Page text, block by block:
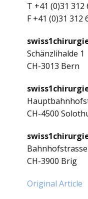
T +41 (0)31 312
F +41 (0)31 312
Schänzlihalde 1
CH-3013 Bern
CH-4500
Bahnhofstrasse
CH-3900 Brig
Original Article